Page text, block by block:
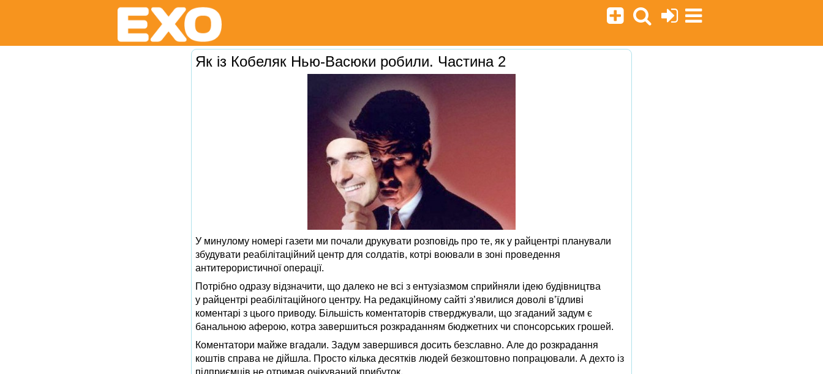
Як із Кобеляк Нью-Васюки робили. Частина 2
У минулому номері газети ми почали друкувати розповідь про те, як у райцентрі планували
збудувати реабілітаційний центр для солдатів, котрі воювали в зоні проведення
антитерористичної операції.
Потрібно одразу відзначити, що далеко не всі з ентузіазмом сприйняли ідею будівництва
у райцентрі реабілітаційного центру. На редакційному сайті з’явилися доволі в’їдливі
коментарі з цього приводу. Більшість коментаторів стверджували, що згаданий задум є
банальною аферою, котра завершиться розкраданням бюджетних чи спонсорських грошей.
Коментатори майже вгадали. Задум завершився досить безславно. Але до розкрадання
коштів справа не дійшла. Просто кілька десятків людей безкоштовно попрацювали. А дехто із
підприємців не отримав очікуваний прибуток.